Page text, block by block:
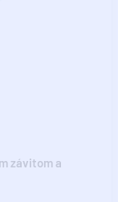
závitom a